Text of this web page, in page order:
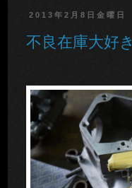
2013年2月8日金曜日
不良在庫大好き